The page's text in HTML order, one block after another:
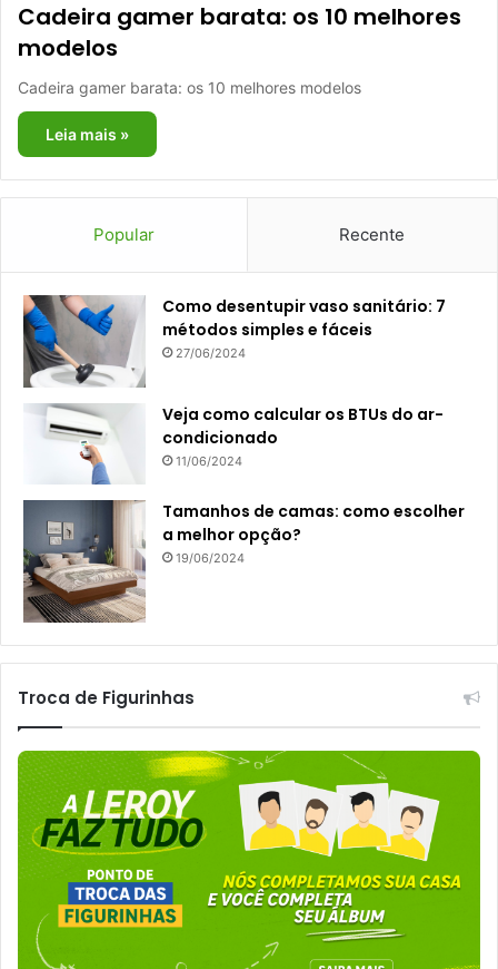
Cadeira gamer barata: os 10 melhores
modelos
Cadeira gamer barata: os 10 melhores modelos
Leia mais »
Popular Recente
Como desentupir vaso sanitário: 7
métodos simples e fáceis
27/06/2024
Veja como calcular os BTUs do ar-
condicionado
11/06/2024
Tamanhos de camas: como escolher
a melhor opção?
19/06/2024
Troca de Figurinhas